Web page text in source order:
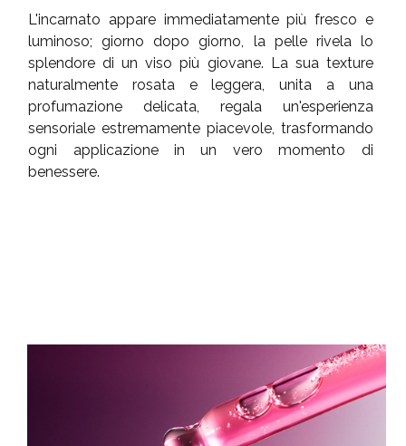
L'incarnato appare immediatamente più fresco e
luminoso; giorno dopo giorno, la pelle rivela lo
splendore di un viso più giovane. La sua texture
naturalmente rosata e leggera, unita a una
profumazione delicata, regala un'esperienza
sensoriale estremamente piacevole, trasformando
ogni applicazione in un vero momento di
benessere.